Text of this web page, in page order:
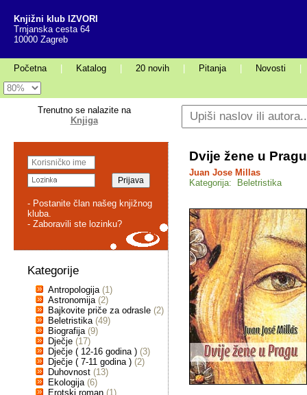
Knjižni klub IZVORI
Trnjanska cesta 64
10000 Zagreb
Početna Katalog 20 novih Pitanja Novosti
Trenutno se nalazite na
Knjiga
- Postanite član našeg knjižnog
kluba.
- Zaboravili ste lozinku?
Kategorije
Antropologija (1)
Astronomija (2)
Bajkovite priče za odrasle (2)
Beletristika (49)
Biografija (9)
Dječje (17)
Dječje ( 12-16 godina ) (3)
Dječje ( 7-11 godina ) (2)
Duhovnost (13)
Ekologija (6)
Erotski roman (1)
Dvije žene u Pragu
Juan Jose Millas
Kategorija: Beletristika